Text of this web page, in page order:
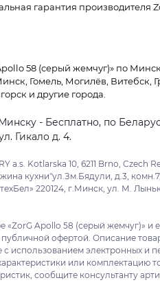
гарантия производителя
58 (серый жемчуг)» по
Гомель, Могилёв, Витебск,
и другие города.
- Бесплатно, по
Гикало д. 4.
a.s. Kotlarska 10, 6211 Brno, Czech
кухни"ул.Зм.Бядули, д.3,
220124, г.Минск, ул. М.
«ZorG Apollo 58 (серый жемчуг)» и
офертой. Описание
с использованием электронных и
или комплектацию
сообщите консультанту